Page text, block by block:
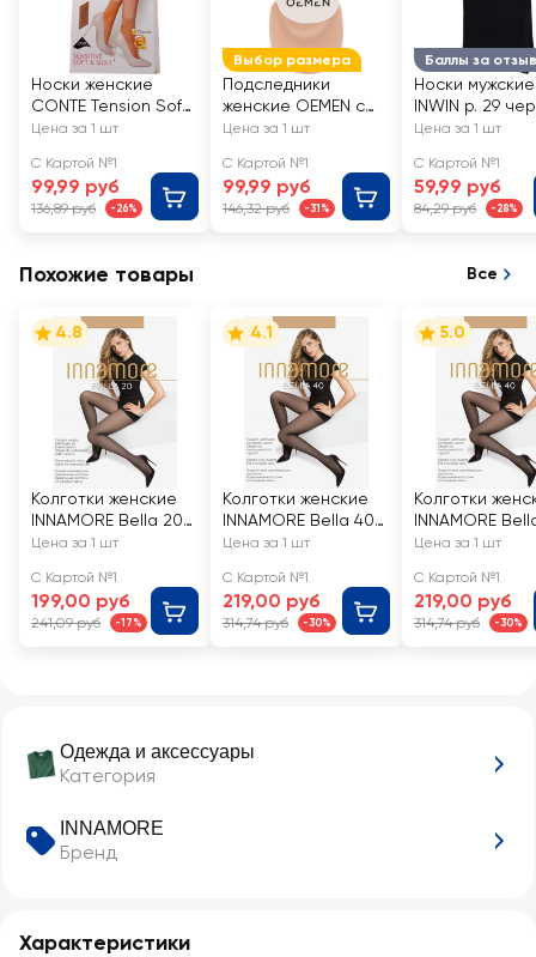
Одежда и аксессуары
Категория
INNAMORE
Бренд
Характеристики
Носки женские
CONTE Tension Soft
40 den, natural, Арт.
Цена за 1 шт
С Картой №1
99,99 руб
136,89 руб -26%
Выбор размера
Подследники
женские OEMEN с
силиконовой
бежевые, Арт.
KP006
Цена за 1 шт
С Картой №1
99,99 руб
146,32 руб -31%
Баллы за отзыв
Носки мужские
INWIN р. 29
Арт. BMS02-01
Цена за 1 шт
С Картой №1
59,99 руб
84,29 руб -28%
Похожие товары Все
4.8
Колготки женские
INNAMORE Bella 20
den miele 3
Цена за 1 шт
С Картой №1
199,00 руб
241,09 руб -17%
4.1
Колготки женские
INNAMORE Bella 40
den miele 4
Цена за 1 шт
С Картой №1
219,00 руб
314,74 руб -30%
5.0
Колготки
INNAMORE
den miele 2
Цена за 1 шт
С Картой №1
219,00 руб
314,74 руб -30%